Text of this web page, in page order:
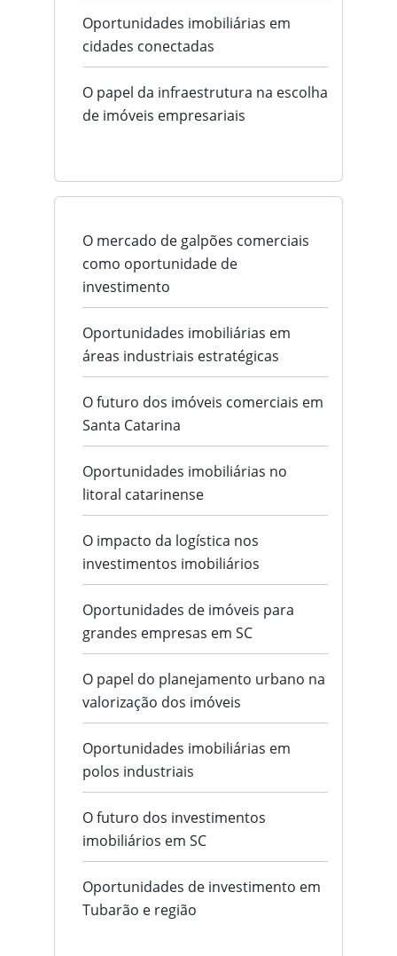
Oportunidades imobiliárias em
cidades conectadas
O papel da infraestrutura na escolha
de imóveis empresariais
O mercado de galpões comerciais
como oportunidade de
investimento
Oportunidades imobiliárias em
áreas industriais estratégicas
O futuro dos imóveis comerciais em
Santa Catarina
Oportunidades imobiliárias no
litoral catarinense
O impacto da logística nos
investimentos imobiliários
Oportunidades de imóveis para
grandes empresas em SC
O papel do planejamento urbano na
valorização dos imóveis
Oportunidades imobiliárias em
polos industriais
O futuro dos investimentos
imobiliários em SC
Oportunidades de investimento em
Tubarão e região